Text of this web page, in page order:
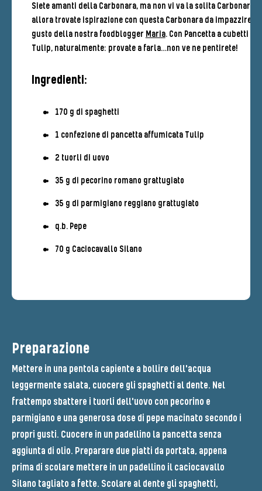
Siete amanti della Carbonara, ma non vi va la solita Carbonara?
allora trovate ispirazione con questa Carbonara da impazzire di
gusto della nostra foodblogger Maria. Con Pancetta a cubetti
Tulip, naturalmente: provate a farla…non ve ne pentirete!
Ingredienti:
170 g di spaghetti
1 confezione di pancetta affumicata Tulip
2 tuorli di uovo
35 g di pecorino romano grattugiato
35 g di parmigiano reggiano grattugiato
q.b. Pepe
70 g Caciocavallo Silano
Preparazione
Mettere in una pentola capiente a bollire dell'acqua
leggermente salata, cuocere gli spaghetti al dente. Nel
frattempo sbattere i tuorli dell'uovo con pecorino e
parmigiano e una generosa dose di pepe macinato secondo i
propri gusti. Cuocere in un padellino la pancetta senza
aggiunta di olio. Preparare due piatti da portata, appena
prima di scolare mettere in un padellino il caciocavallo
Silano tagliato a fette. Scolare al dente gli spaghetti,